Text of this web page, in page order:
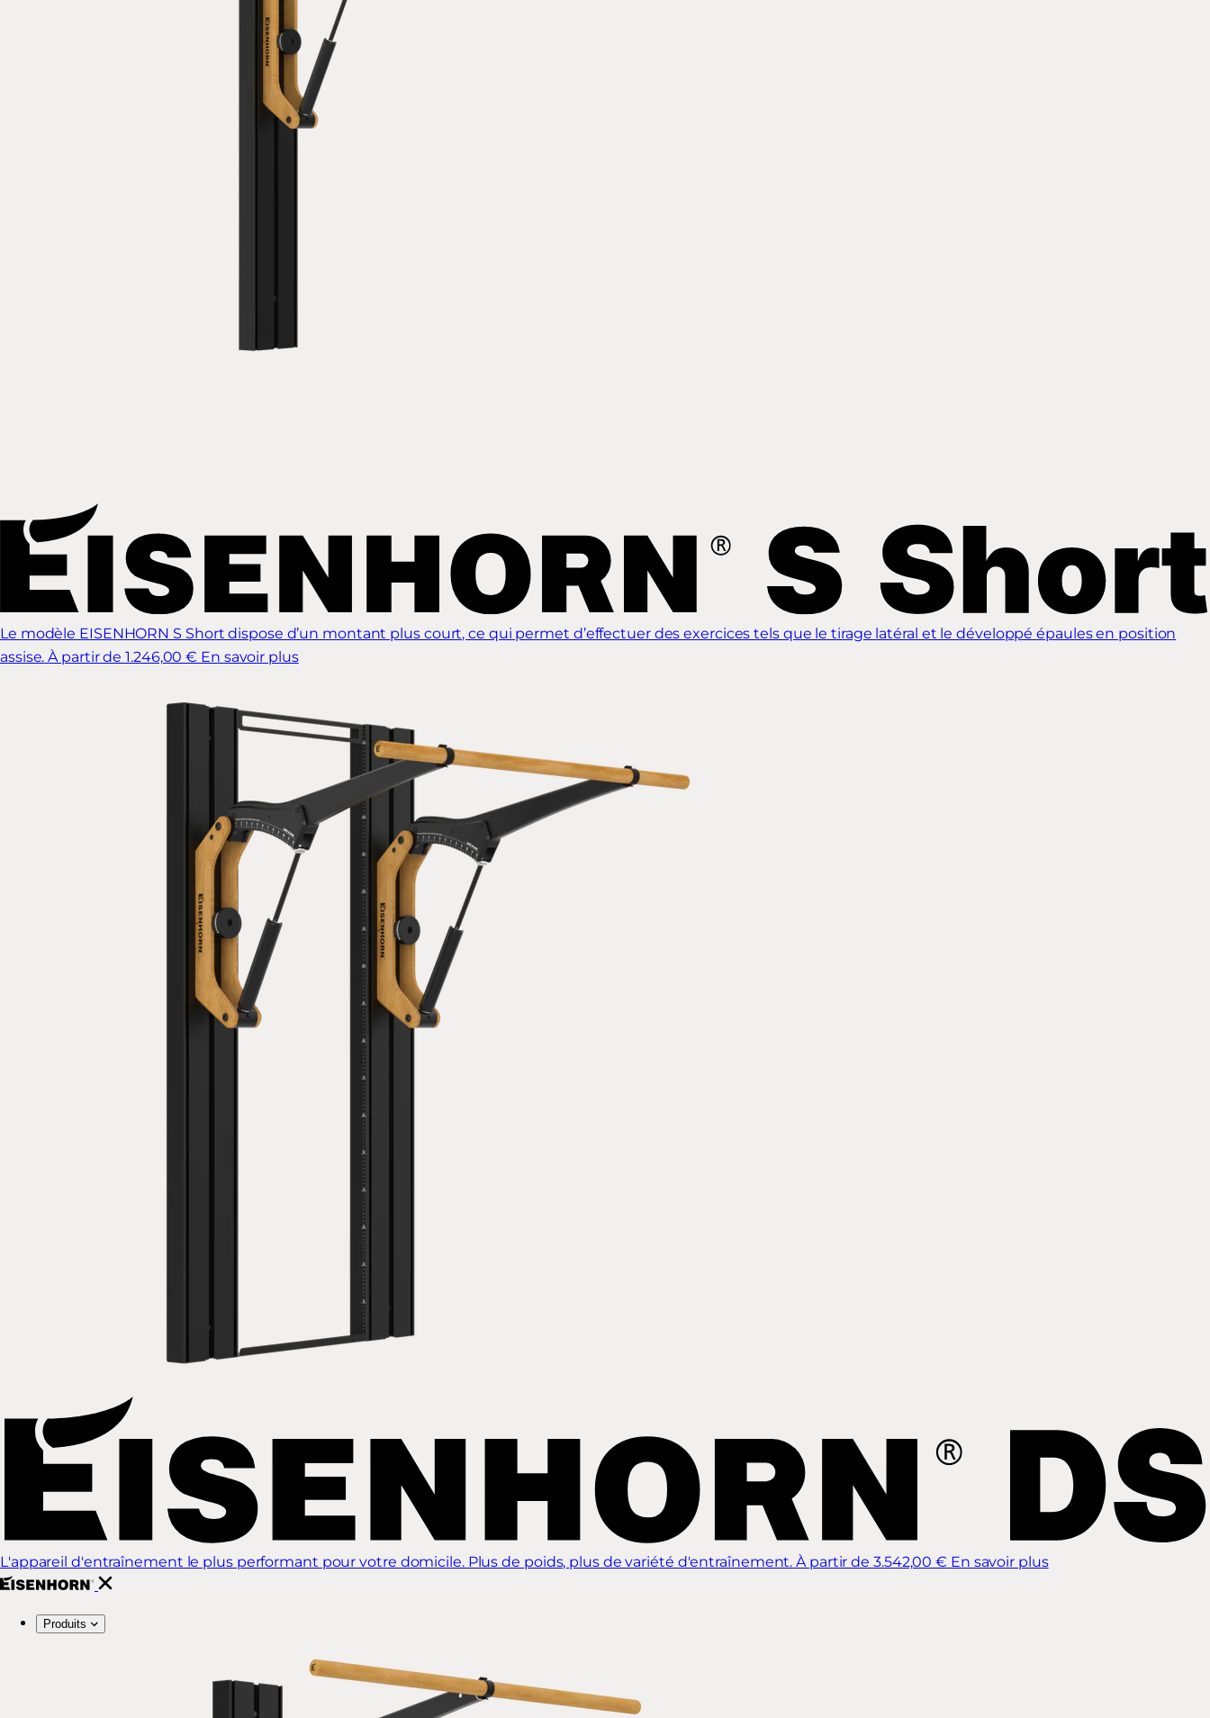
Le modèle EISENHORN S Short dispose d’un montant plus court, ce qui permet d’effectuer des exercices tels que le tirage latéral et le développé épaules en position
assise. À partir de 1.246,00 € En savoir plus
L'appareil d'entraînement le plus performant pour votre domicile. Plus de poids, plus de variété d'entraînement. À partir de 3.542,00 € En savoir plus
Produits